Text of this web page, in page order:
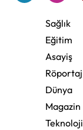
Sağlık
Eğitim
Asayiş
Röportaj
Dünya
Magazin
Teknoloji